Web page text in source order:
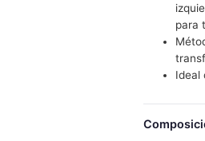
para
Ideal